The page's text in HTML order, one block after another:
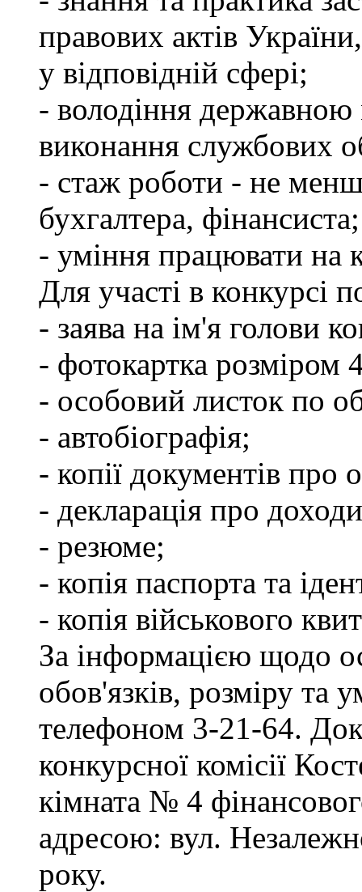
правових актів
у відповідній сфері;
- володіння державною
виконання службових
- стаж роботи - не
бухгалтера, фінансиста;
- уміння працювати на
Для участі в конкурсі
- заява на ім'я голови
- фотокартка розміром
- особовий листок по
- автобіографія;
- копії документів про
- декларація про
- резюме;
- копія паспорта та
- копія військового
За інформацією щодо
обов'язків, розміру та
телефоном 3-21-64.
конкурсної комісії
кімната № 4
адресою: вул.
року.